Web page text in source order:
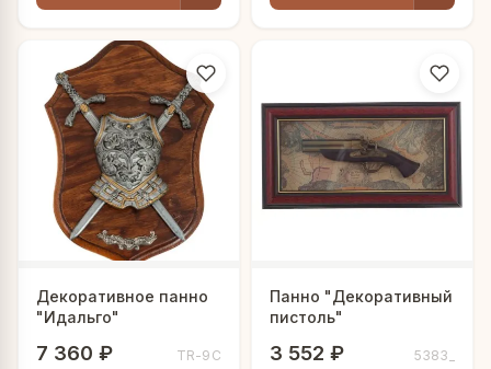
Декоративное панно
"Идальго"
7 360 ₽ TR-9C
Панно "Декоративный
пистоль"
3 552 ₽ 5383_